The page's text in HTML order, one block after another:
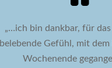
„…ich bin dankbar, für
belebende Gefühl, mit dem
Wochenende